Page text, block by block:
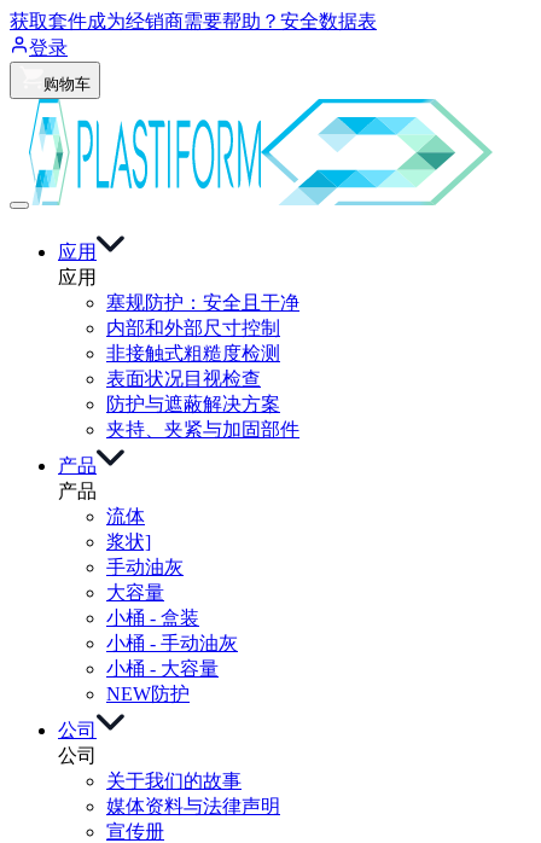
获取套件成为经销商需要帮助？ 安全数据表
登录
购物车
应用
应用
塞规防护：安全且干净
内部和外部尺寸控制
非接触式粗糙度检测
表面状况目视检查
防护与遮蔽解决方案
夹持、夹紧与加固部件
产品
产品
流体
浆状]
手动油灰
大容量
小桶 - 盒装
小桶 - 手动油灰
小桶 - 大容量
NEW防护
公司
公司
关于我们的故事
媒体资料与法律声明
宣传册